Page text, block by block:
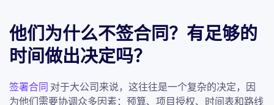
他们为什么不签合同？有足够的
时间做出决定吗？
签署合同 对于大公司来说，这往往是一个复杂的决定，因
为他们需要协调众多因素：预算、项目授权、时间表和路线